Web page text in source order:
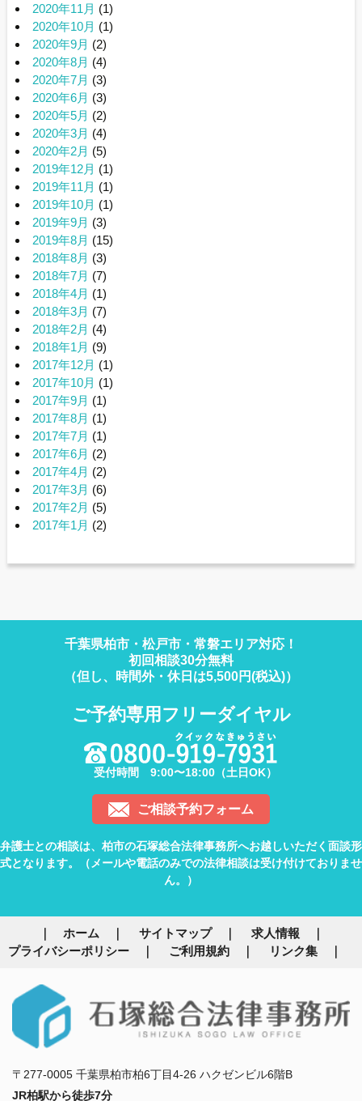
2020年11月 (1)
2020年10月 (1)
2020年9月 (2)
2020年8月 (4)
2020年7月 (3)
2020年6月 (3)
2020年5月 (2)
2020年3月 (4)
2020年2月 (5)
2019年12月 (1)
2019年11月 (1)
2019年10月 (1)
2019年9月 (3)
2019年8月 (15)
2018年8月 (3)
2018年7月 (7)
2018年4月 (1)
2018年3月 (7)
2018年2月 (4)
2018年1月 (9)
2017年12月 (1)
2017年10月 (1)
2017年9月 (1)
2017年8月 (1)
2017年7月 (1)
2017年6月 (2)
2017年4月 (2)
2017年3月 (6)
2017年2月 (5)
2017年1月 (2)
千葉県柏市・松戸市・常磐エリア対応！
初回相談30分無料
（但し、時間外・休日は5,500円(税込)）
ご予約専用フリーダイヤル
受付時間 9:00〜18:00（土日OK）
ご相談予約フォーム
弁護士との相談は、柏市の石塚総合法律事務所へお越しいただく面談形
式となります。（メールや電話のみでの法律相談は受け付けておりませ
ん。）
ホーム サイトマップ
求人情報
プライバシーポリシー
ご利用規約 リンク集
〒277-0005 千葉県柏市柏6丁目4-26 ハクゼンビル6階B
JR柏駅から徒歩7分